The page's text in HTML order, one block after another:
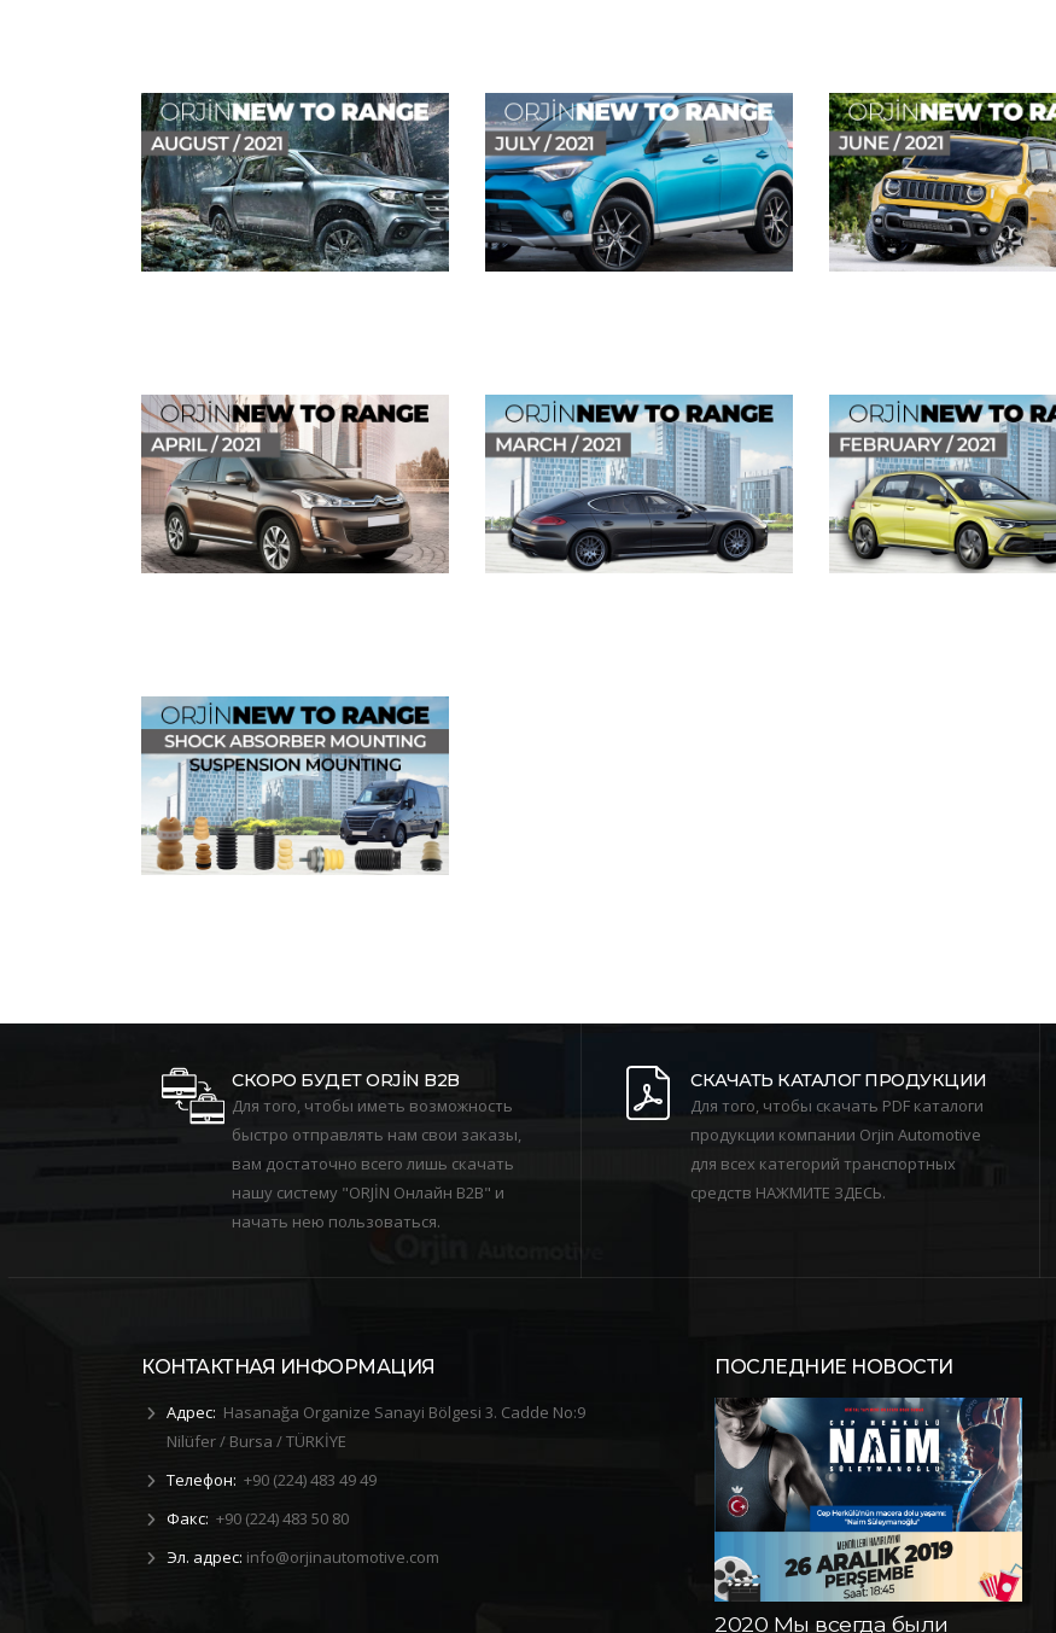
СКОРО БУДЕТ ORJİN B2B
Для того, чтобы иметь возможность
быстро отправлять нам свои заказы,
вам достаточно всего лишь скачать
нашу систему "ORJİN Онлайн B2B" и
начать нею пользоваться.
СКАЧАТЬ КАТАЛОГ ПРОДУКЦИИ
Для того, чтобы скачать PDF каталоги
продукции компании Orjin Automotive
для всех категорий транспортных
средств НАЖМИТЕ ЗДЕСЬ.
КОНТАКТНАЯ ИНФОРМАЦИЯ
Адрес: Hasanağa Organize Sanayi Bölgesi 3. Cadde No:9
Nilüfer / Bursa / TÜRKİYE
Телефон: +90 (224) 483 49 49
Факс: +90 (224) 483 50 80
Эл. адрес: info@orjinautomotive.com
ПОСЛЕДНИЕ НОВОСТИ
2020 Мы всегда были